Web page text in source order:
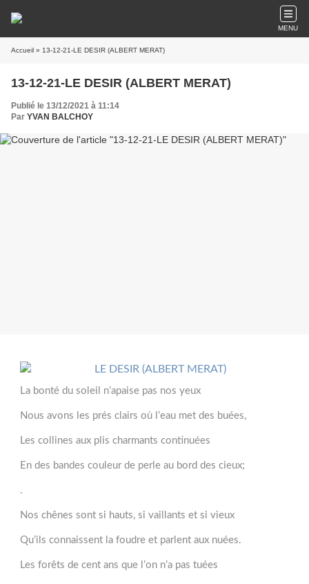
MENU
Accueil » 13-12-21-LE DESIR (ALBERT MERAT)
13-12-21-LE DESIR (ALBERT MERAT)
Publié le 13/12/2021 à 11:14
Par YVAN BALCHOY
La bonté du soleil n’apaise pas nos yeux
Nous avons les prés clairs où l’eau met des buées,
Les collines aux plis charmants continuées
En des bandes couleur de perle au bord des cieux;
.
Nos chênes sont si hauts, si vaillants et si vieux
Qu’ils connaissent la foudre et parlent aux nuées.
Les forêts de cent ans que l’on n’a pas tuées